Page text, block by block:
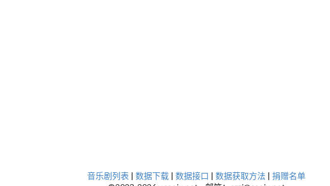
音乐剧列表 | 数据下载 | 数据接口 | 数据获取方法 | 捐赠名单